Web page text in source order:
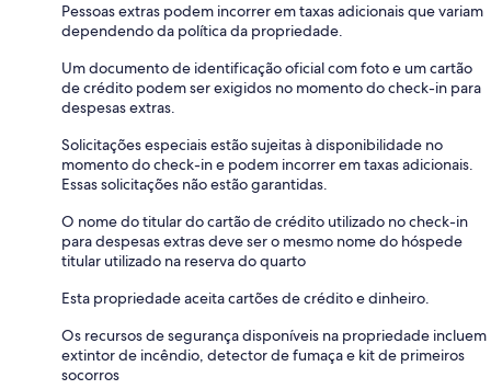
Pessoas extras podem incorrer em taxas adicionais que variam
dependendo da política da propriedade.
Um documento de identificação oficial com foto e um cartão
de crédito podem ser exigidos no momento do check-in para
despesas extras.
Solicitações especiais estão sujeitas à disponibilidade no
momento do check-in e podem incorrer em taxas adicionais.
Essas solicitações não estão garantidas.
O nome do titular do cartão de crédito utilizado no check-in
para despesas extras deve ser o mesmo nome do hóspede
titular utilizado na reserva do quarto
Esta propriedade aceita cartões de crédito e dinheiro.
Os recursos de segurança disponíveis na propriedade incluem
extintor de incêndio, detector de fumaça e kit de primeiros
socorros